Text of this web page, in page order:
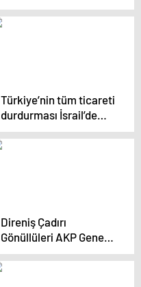
sürecini başlatalım
istiyorum
Türkiye’nin tüm ticareti
durdurması İsrail’de
paniğe neden oldu:
Sonuçları çok büyük
Direniş Çadırı
Gönüllüleri AKP Genel
Merkezi’nde İsrail
Ticaretini Protesto Etti